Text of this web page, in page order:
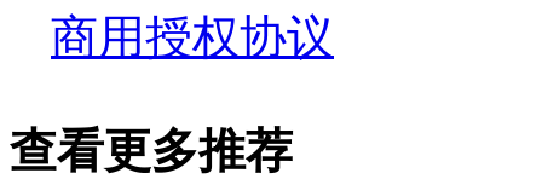
商用授权协议
查看更多推荐